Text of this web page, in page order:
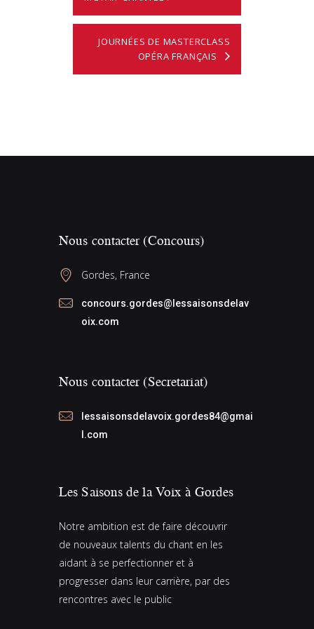
JOURNÉES DE MASTERCLASS
OPÉRA FRANÇAIS
Nous contacter (Concours)
Gordes, France
concours.gordes@lessaisonsdelav
oix.com
Nous contacter (Secretariat)
lessaisonsdelavoix.gordes84@gmai
l.com
Les Saisons de la Voix à Gordes
Notre ambition est de faire découvrir
de nouveaux talents du chant en les
aidant à se perfectionner et à
progresser dans leur carrière, par des
rencontres avec le public